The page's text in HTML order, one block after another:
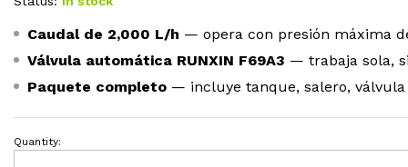
Caudal de 2,000 L/h — opera con presión máxima
Válvula automática RUNXIN F69A3 — trabaja sola,
Paquete completo — incluye tanque, salero,
Quantity: